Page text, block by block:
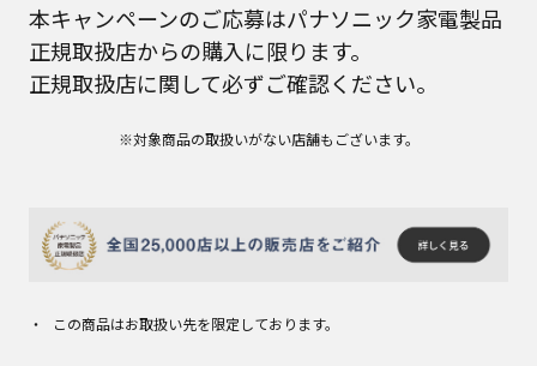
本キャンペーンのご応募はパナソニック家電製品
正規取扱店からの購入に限ります。
正規取扱店に関して必ずご確認ください。
※対象商品の取扱いがない店舗もございます。
この商品はお取扱い先を限定しております。